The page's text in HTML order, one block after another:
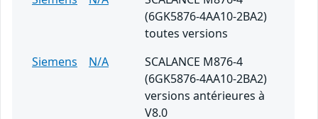
(6GK5876-4AA10-2BA2)
toutes versions
Siemens
N/A
SCALANCE M876-4
(6GK5876-4AA10-2BA2)
versions antérieures à
V8.0